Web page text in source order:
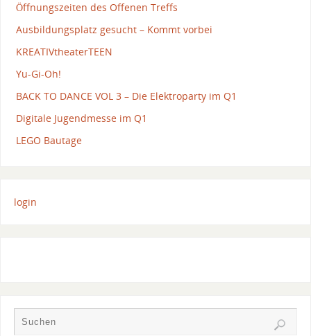
Öffnungszeiten des Offenen Treffs
Ausbildungsplatz gesucht – Kommt vorbei
KREATIVtheaterTEEN
Yu-Gi-Oh!
BACK TO DANCE VOL 3 – Die Elektroparty im Q1
Digitale Jugendmesse im Q1
LEGO Bautage
login